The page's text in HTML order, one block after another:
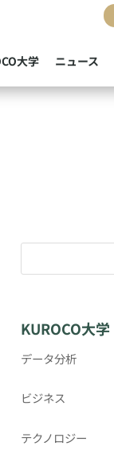
大学 ニュース
KUROCO大学
データ分析
ビジネス
テクノロジー